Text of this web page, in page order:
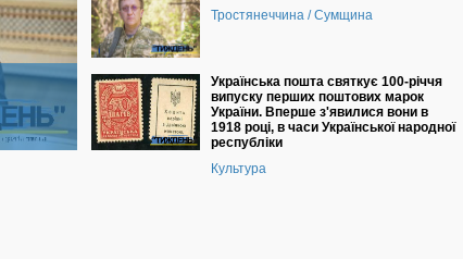
Тростянеччина / Сумщина
Українська пошта святкує 100-річчя
випуску перших поштових марок
України. Вперше з'явилися вони в
1918 році, в часи Української народної
республіки
Культура